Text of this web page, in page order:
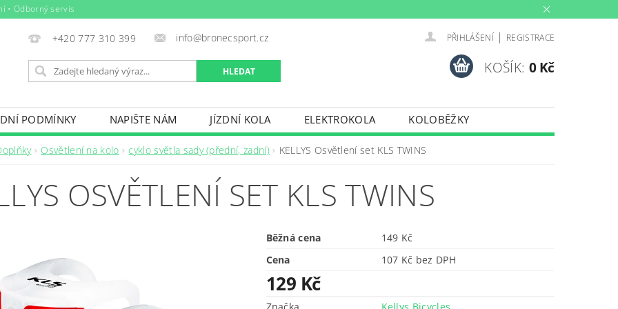
• Odborný servis
+420 777 310 399 info@bronecsport.cz PŘIHLÁŠENÍ | REGISTRACE
KOŠÍK: 0 Kč
PODMÍNKY NAPIŠTE NÁM JÍZDNÍ KOLA ELEKTROKOLA
KOLOBĚŽKY
DOPLŇKY TRETRY OBLEČENÍ BIO POTRAVINY
PŮJČOVNA
BAZÉNY VÝPRODEJ PŮJČOVNÍ ŘÁD
Osvětlení na kolo cyklo světla sady (přední, zadní) KELLYS Osvětlení set KLS TWINS
OSVĚTLENÍ SET KLS TWINS
Běžná cena
149 Kč
Cena
107 Kč bez DPH
129 Kč
Značka
Kellys Bicycles